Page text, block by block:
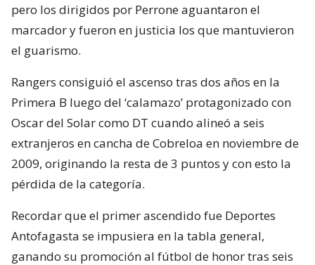
pero los dirigidos por Perrone aguantaron el
marcador y fueron en justicia los que mantuvieron
el guarismo.
Rangers consiguió el ascenso tras dos años en la
Primera B luego del ‘calamazo’ protagonizado con
Oscar del Solar como DT cuando alineó a seis
extranjeros en cancha de Cobreloa en noviembre de
2009, originando la resta de 3 puntos y con esto la
pérdida de la categoría.
Recordar que el primer ascendido fue Deportes
Antofagasta se impusiera en la tabla general,
ganando su promoción al fútbol de honor tras seis